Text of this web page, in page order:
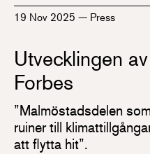
19 Nov 2025 — Press
Utvecklingen
Forbes
”Malmöstadsdelen
ruiner till
att flytta hit”.